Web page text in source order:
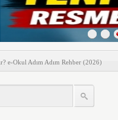
Sahipleri Dikkat
Paralar Hesaplara Geçiyor
e-Okul Adım Adım Rehber (2026)
EKRANI! LGS Sınav Sonuçları
(meb.gov.tr) Sonuç Sorgulama Ekranı
Öğretmenler Nelere Dikkat Etmeli?